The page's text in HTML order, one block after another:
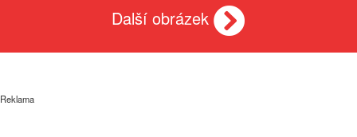
Další obrázek
Reklama